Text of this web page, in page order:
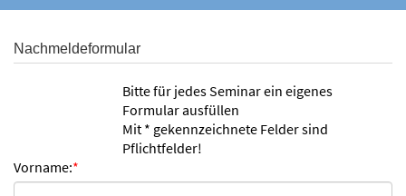
Nachmeldeformular
Bitte für jedes Seminar ein eigenes
Formular ausfüllen
Mit * gekennzeichnete Felder sind
Pflichtfelder!
Vorname:*